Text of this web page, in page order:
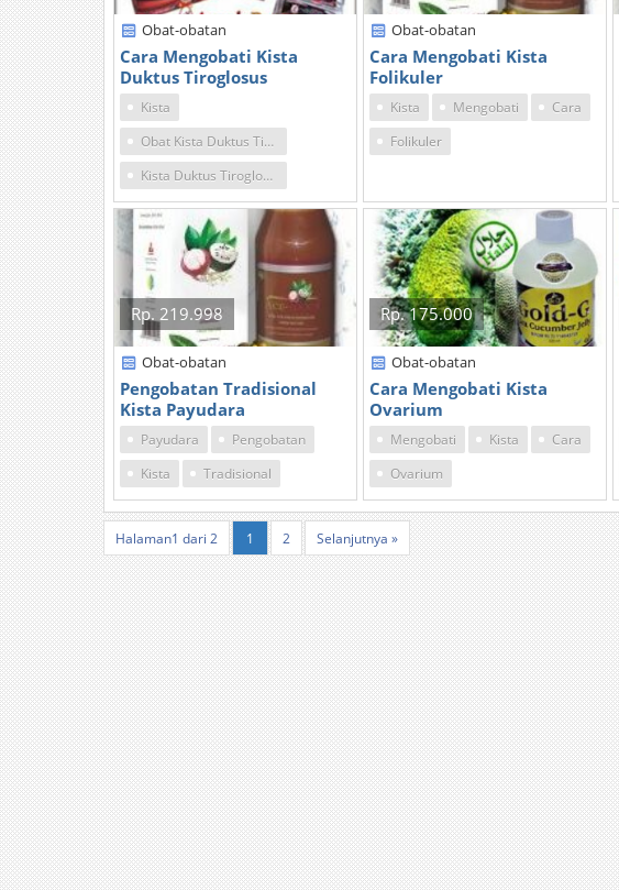
Obat-obatan
Cara Mengobati Kista
Duktus Tiroglosus
Kista
Obat Kista Duktus Tiroglosus
Kista Duktus Tiroglosus
Obat-obatan
Cara Mengobati Kista
Folikuler
Kista Mengobati
Cara
Folikuler
Rp. 219.998
Obat-obatan
Pengobatan Tradisional
Kista Payudara
Payudara
Pengobatan
Kista
Tradisional
Rp. 175.000
Obat-obatan
Cara Mengobati Kista
Ovarium
Mengobati Kista
Cara
Ovarium
Halaman1 dari 2 1 2 Selanjutnya »